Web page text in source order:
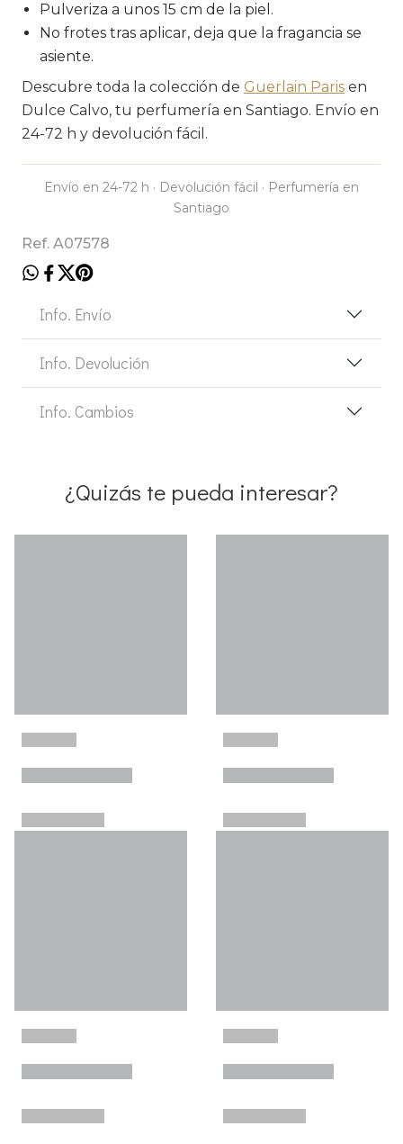
Pulveriza a unos 15 cm de la piel.
No frotes tras aplicar, deja que la fragancia se
asiente.
Descubre toda la colección de Guerlain Paris en
Dulce Calvo, tu perfumería en Santiago. Envío en
24-72 h y devolución fácil.
Envío en 24-72 h · Devolución fácil · Perfumería en
Santiago
Ref. A07578
Info. Envío
Info. Devolución
Info. Cambios
¿Quizás te pueda interesar?